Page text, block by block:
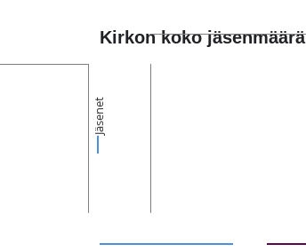
Kirkon koko jäsenmäärä
Jäsenet